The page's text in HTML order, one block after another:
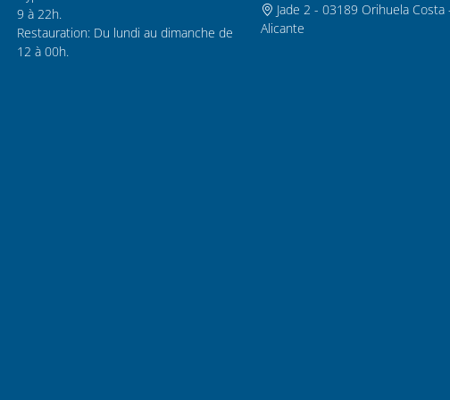
9 à 22h.
Restauration: Du lundi au dimanche de
12 à 00h.
Jade 2 - 03189 Orihuela Costa
Alicante